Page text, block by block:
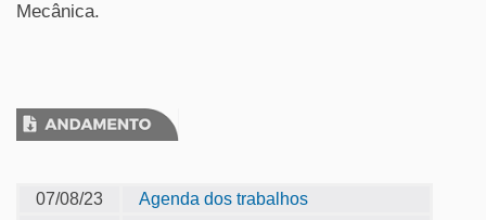
Mecânica.
07/08/23 Agenda dos trabalhos